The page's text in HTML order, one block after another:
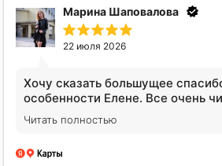
Анна Видинеева
17 июля 2026
Обратилась за услугами
сложных жильцов, вся кухня в
будто никто не убирался
Плитка на полу оказалась не
легче стало. Спасибо огромное
Читать полностью